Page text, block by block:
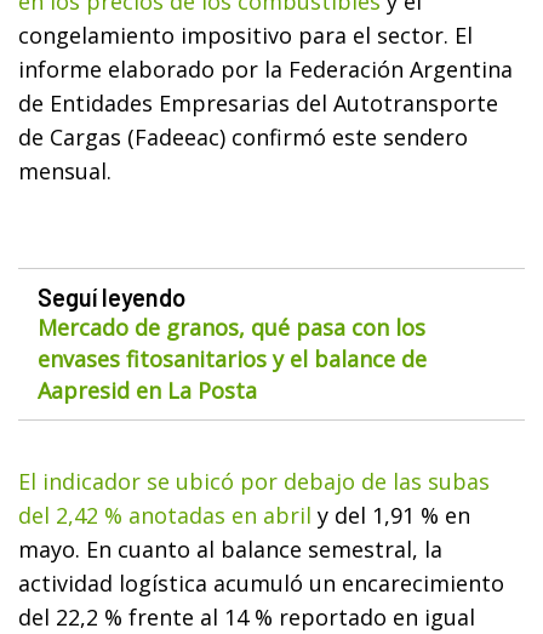
congelamiento impositivo para el sector. El
informe elaborado por la Federación Argentina
de Entidades Empresarias del Autotransporte
de Cargas (Fadeeac) confirmó este sendero
mensual.
Seguí leyendo
Mercado de granos, qué pasa con los
envases fitosanitarios y el balance de
Aapresid en La Posta
El indicador se ubicó por debajo de las subas
del 2,42 % anotadas en abril y del 1,91 % en
mayo. En cuanto al balance semestral, la
actividad logística acumuló un encarecimiento
del 22,2 % frente al 14 % reportado en igual